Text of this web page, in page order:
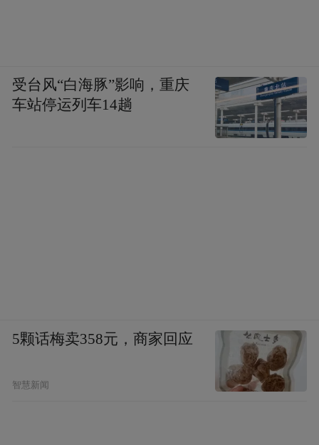
受台风“白海豚”影响，重庆
车站停运列车14趟
5颗话梅卖358元，商家回应
智慧新闻